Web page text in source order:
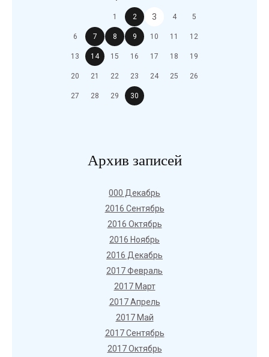
1 2 3 4 5
6 7 8 9 10 11 12
13 14 15 16 17 18 19
20 21 22 23 24 25 26
27 28 29 30
Архив записей
000 Декабрь
2016 Сентябрь
2016 Октябрь
2016 Ноябрь
2016 Декабрь
2017 Февраль
2017 Март
2017 Апрель
2017 Май
2017 Сентябрь
2017 Октябрь